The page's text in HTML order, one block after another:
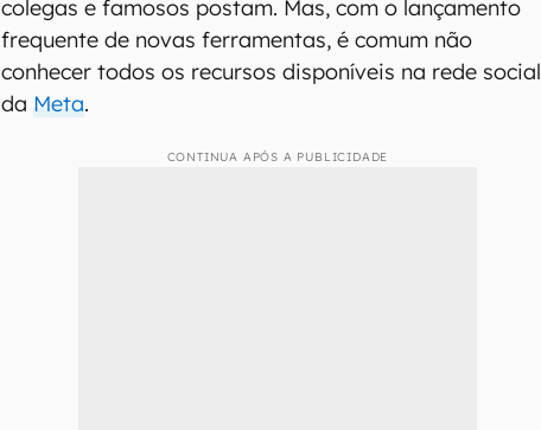
colegas e famosos postam. Mas, com o lançamento
frequente de novas ferramentas, é comum não
conhecer todos os recursos disponíveis na rede social
da Meta.
CONTINUA APÓS A PUBLICIDADE